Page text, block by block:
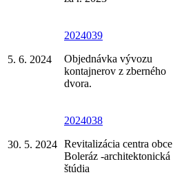
5. 6. 2024
2024039
Objednávka vývozu
kontajnerov z zberného
dvora.
30. 5. 2024
2024038
Revitalizácia centra obce
Boleráz -architektonická
štúdia